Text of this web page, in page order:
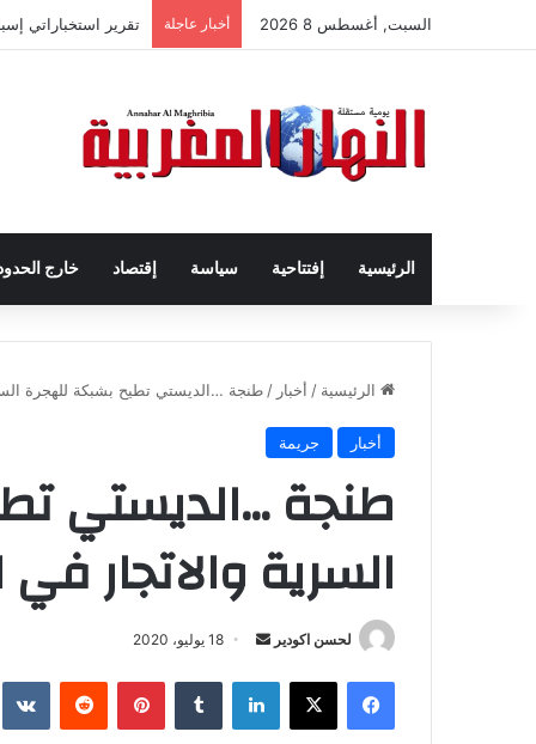
السبت, أغسطس 8 2026 أخبار عاجلة تقرير استخباراتي
الرئيسية إفتتاحية سياسة إقتصاد خارج
الرئيسية / أخبار / طنجة …الديستي تطيح بشبكة للهجرة
أخبار جريمة
طنجة …الديستي
السرية والاتجار في
لحسن اكودير
س
ل
18 يوليو، 2020
فيسبوك لينكدإن بينتيريست